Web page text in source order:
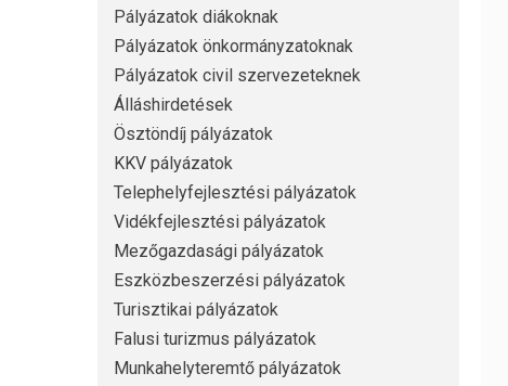
Pályázatok diákoknak
Pályázatok önkormányzatoknak
Pályázatok civil szervezeteknek
Álláshirdetések
Ösztöndíj pályázatok
KKV pályázatok
Telephelyfejlesztési pályázatok
Vidékfejlesztési pályázatok
Mezőgazdasági pályázatok
Eszközbeszerzési pályázatok
Turisztikai pályázatok
Falusi turizmus pályázatok
Munkahelyteremtő pályázatok